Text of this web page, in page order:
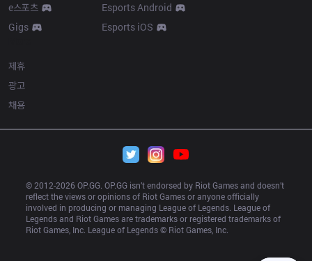
e스포츠
Gigs
Esports Android
Esports iOS
제휴
광고
채용
© 2012-2026 OP.GG. OP.GG isn’t endorsed by Riot Games and doesn’t
reflect the views or opinions of Riot Games or anyone officially
involved in producing or managing League of Legends. League of
Legends and Riot Games are trademarks or registered trademarks of
Riot Games, Inc. League of Legends © Riot Games, Inc.